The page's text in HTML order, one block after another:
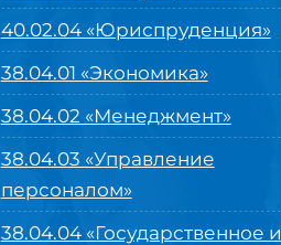
40.02.04 «Юриспруденция»
38.04.01 «Экономика»
38.04.02 «Менеджмент»
38.04.03 «Управление
персоналом»
38.04.04 «Государственное и